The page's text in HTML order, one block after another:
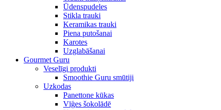
Ūdenspudeles
Stikla trauki
Keramikas trauki
Piena putošanai
Karotes
Uzglabāšanai
Gourmet Guru
Veselīgi produkti
Smoothie Guru smūtiji
Uzkodas
Panettone kūkas
Vīģes šokolādē